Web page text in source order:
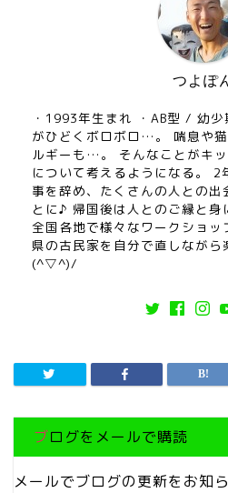
つよぽ
・1993年生まれ ・AB型 / 幼
がひどくボロボロ…。 喘息や
ルギーも…。 そんなことがキ
について考えるようになる。 2
事を辞め、たくさんの人との出
とに♪ 帰国後は人とのご縁と身
全国各地で様々なワークショッ
県の古民家を自分で直しながら
(^▽^)/
ブログをメールで購読
メールでブログの更新をお知